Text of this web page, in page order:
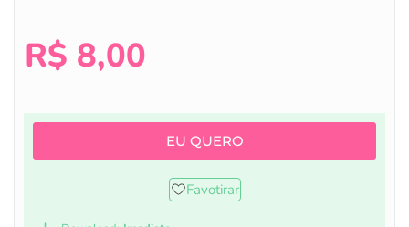
R$ 8,00
EU QUERO
Favotirar